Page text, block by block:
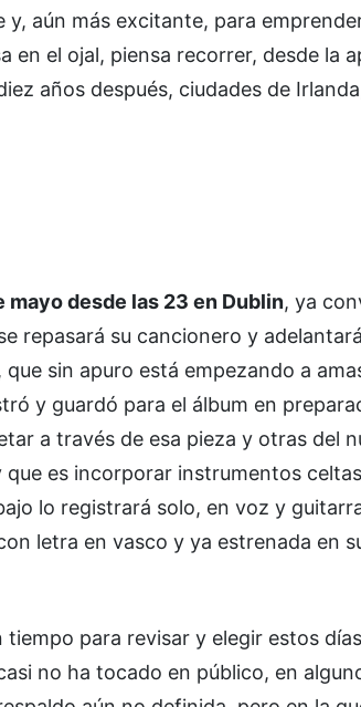
aún más excitante, para
en el ojal, piensa recorrer, desde la
años después, ciudades de
mayo desde las 23 en Dublin, ya
repasará su cancionero y
sin apuro está empezando a
y guardó para el álbum en
a través de esa pieza y otras del
es incorporar instrumentos
lo registrará solo, en voz y
letra en vasco y ya estrenada en
para revisar y elegir estos
no ha tocado en público, en